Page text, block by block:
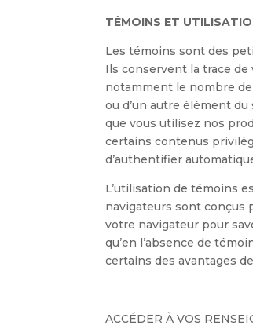
TÉMOINS ET
Les témoins sont des
Ils conservent la trace
notamment le nombre
ou d’un autre élément
que vous utilisez nos
certains contenus
d’authentifier
L’utilisation de témoins
navigateurs sont conçus
votre navigateur pour
qu’en l’absence de
certains des avantages
ACCÉDER À VOS